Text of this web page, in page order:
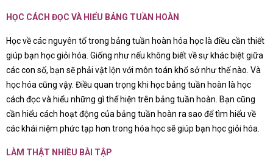
HỌC CÁCH ĐỌC VÀ HIỂU BẢNG TUẦN HOÀN
Học về các nguyên tố trong bảng tuần hoàn hóa học là điều cần thiết
giúp bạn học giỏi hóa. Giống như nếu không biết về sự khác biệt giữa
các con số, bạn sẽ phải vật lộn với môn toán khổ sở như thế nào. Và
học hóa cũng vậy. Điều quan trọng khi học bảng tuần hoàn là học
cách đọc và hiểu những gì thể hiện trên bảng tuần hoàn. Bạn cũng
cần hiểu cách hoạt động của bảng tuần hoàn ra sao để tìm hiểu về
các khái niệm phức tạp hơn trong hóa học sẽ giúp bạn học giỏi hóa.
LÀM THẬT NHIỀU BÀI TẬP